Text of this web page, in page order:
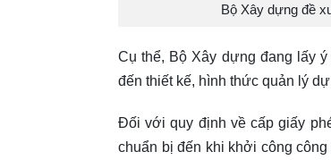
Bộ Xây dựng đề
Cụ thể, Bộ Xây dựng đang lấy
đến thiết kế, hình thức quản lý
Đối với quy định về cấp giấy
chuẩn bị đến khi khởi công